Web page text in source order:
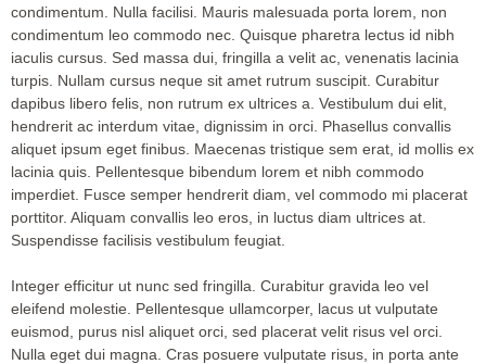
condimentum. Nulla facilisi. Mauris malesuada porta lorem, non
condimentum leo commodo nec. Quisque pharetra lectus id nibh
iaculis cursus. Sed massa dui, fringilla a velit ac, venenatis lacinia
turpis. Nullam cursus neque sit amet rutrum suscipit. Curabitur
dapibus libero felis, non rutrum ex ultrices a. Vestibulum dui elit,
hendrerit ac interdum vitae, dignissim in orci. Phasellus convallis
aliquet ipsum eget finibus. Maecenas tristique sem erat, id mollis ex
lacinia quis. Pellentesque bibendum lorem et nibh commodo
imperdiet. Fusce semper hendrerit diam, vel commodo mi placerat
porttitor. Aliquam convallis leo eros, in luctus diam ultrices at.
Suspendisse facilisis vestibulum feugiat.
Integer efficitur ut nunc sed fringilla. Curabitur gravida leo vel
eleifend molestie. Pellentesque ullamcorper, lacus ut vulputate
euismod, purus nisl aliquet orci, sed placerat velit risus vel orci.
Nulla eget dui magna. Cras posuere vulputate risus, in porta ante